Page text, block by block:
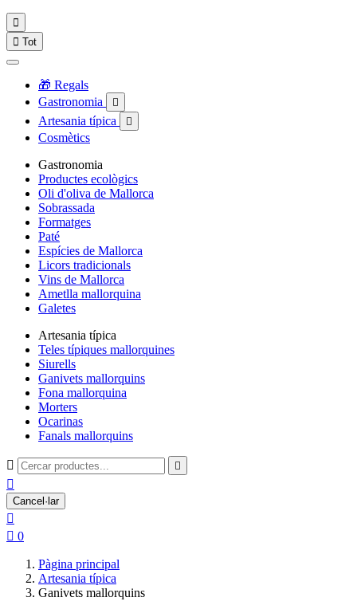

 Tot
🎁 Regals
Gastronomia

Artesania típica 
Cosmètics
Gastronomia
Productes ecològics
Oli d'oliva de Mallorca
Sobrassada
Formatges
Paté
Espícies de Mallorca
Licors tradicionals
Vins de Mallorca
Ametlla mallorquina
Galetes
Artesania típica
Teles típiques mallorquines
Siurells
Ganivets mallorquins
Fona mallorquina
Morters
Ocarinas
Fanals mallorquins
 

Cancel·lar

 0
Pàgina principal
Artesania típica
Ganivets mallorquins